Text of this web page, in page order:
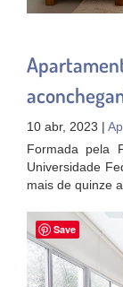
10 abr, 2023 |
Formada pela
Universidade
mais de quinze
Save